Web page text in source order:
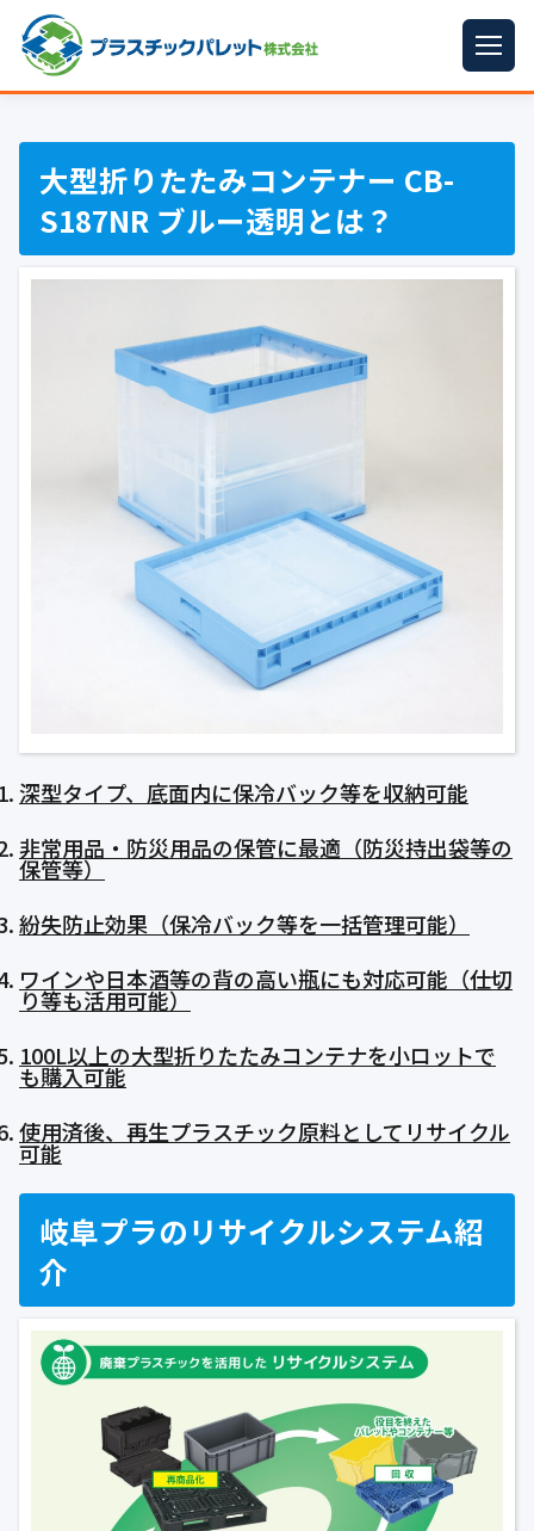
パレットサイズ
プラパレット
コンテナ ▼
イラン情勢まとめ
🇺🇸🇰🇷🇹🇼🇻🇳
大型折りたたみコンテナー CB-
S187NR ブルー透明とは？
深型タイプ、底面内に保冷バック等を収納可能
非常用品・防災用品の保管に最適（防災持出袋等の
保管等）
紛失防止効果（保冷バック等を一括管理可能）
ワインや日本酒等の背の高い瓶にも対応可能（仕切
り等も活用可能）
100L以上の大型折りたたみコンテナを小ロットで
も購入可能
使用済後、再生プラスチック原料としてリサイクル
可能
岐阜プラのリサイクルシステム紹
介